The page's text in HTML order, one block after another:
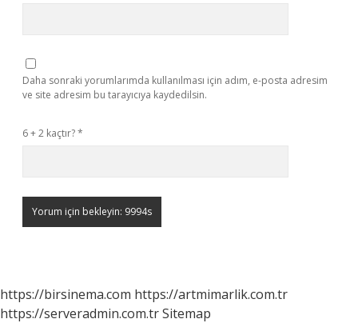
Daha sonraki yorumlarımda kullanılması için adım, e-posta adresim
ve site adresim bu tarayıcıya kaydedilsin.
6 + 2 kaçtır?*
https://birsinema.com https://artmimarlik.com.tr
https://serveradmin.com.trSitemap